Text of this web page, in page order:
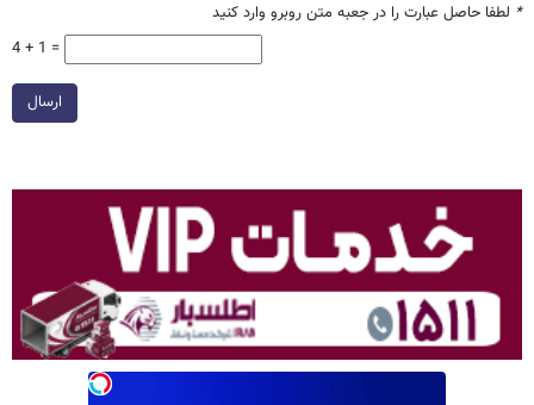
* لطفا حاصل عبارت را در جعبه متن روبرو وارد کنید
4 + 1 =
ارسال